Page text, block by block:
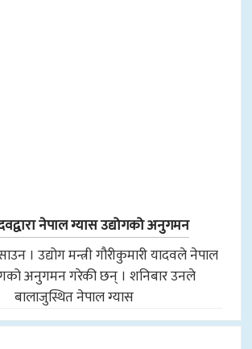
नेपाल ग्यास उद्योगको अनुगमन
। उद्योग मन्त्री गौरीकुमारी यादवले नेपाल
अनुगमन गरेकी छन् । शनिबार उनले
बालाजुस्थित नेपाल ग्यास